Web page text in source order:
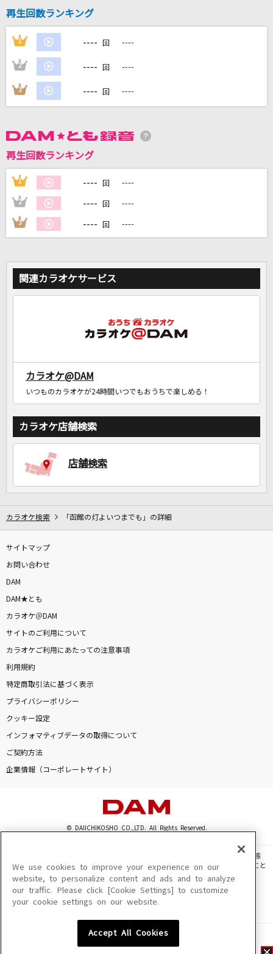
東京テディベア(Game Version)
Neru feat.鏡音リン
DAMの新曲・ランキングなど
DAMに会員登録・ログインして
カラオケをもっと楽しもう！
再生回数ランキング
1 ---- 回 ----
2 ---- 回 ----
3 ---- 回 ----
再生回数ランキング
1 ---- 回 ----
2 ---- 回 ----
3 ---- 回 ----
関連カラオケサービス
カラオケ@DAM
いつものカラオケが24時間いつでもおうちで楽しめる！
カラオケ店舗検索
店舗検索
カラオケ検索 「函館の灯よいつまでも」の詳細
サイトマップ
お問い合わせ
DAM
DAM★とも
カラオケ＠DAM
サイトのご利用について
カラオケご利用にあたっての注意事項
利用規約
特定商取引法に基づく表示
プライバシーポリシー
クッキー設定
インフォマティブデータの取得について
ご契約方法
企業情報（コーポレートサイト）
© DAIICHIKOSHO CO.,LTD. All Rights Reserved.
このサイトに掲載されている一切の文章・画像・写真・動画・音声等を、手段や形態
を問わず、著作権法の定める範囲を超えて無断で複製、転載、ファイル化などすること
を禁じます。
楽曲及びコンテンツは、機種によりご利用いただけない場合があります。
楽曲及びコンテンツの配信日、配信内容が変更になる場合があります。
We use cookies to improve your experience on our
website, to personalize content and ads and to analyze
our traffic. Please click [Cookie Settings] to customize
your cookie settings on our website.
Accept All Cookies